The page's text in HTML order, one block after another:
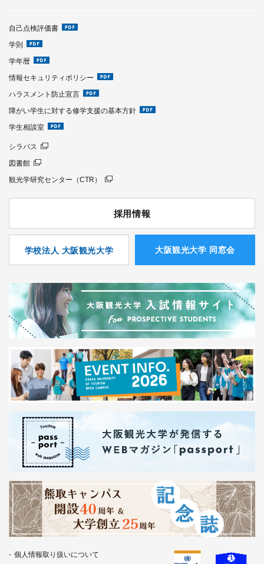
自己点検評価書
学則
学年暦
情報セキュリティポリシー
ハラスメント防止宣言
障がい学生に対する修学支援の基本方針
学生相談室
シラバス
図書館
観光学研究センター（CTR）
採用情報
学校法人 大阪観光大学 ⼤阪観光⼤学 同窓会
個人情報取り扱いについて